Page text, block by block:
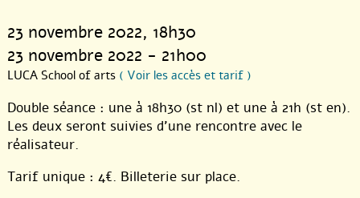
mois, dans différents lieux de Forest.
En partenariat avec le Mois du doc.
23 novembre 2022, 18h30
23 novembre 2022 - 21h00
LUCA School of arts ( Voir les accès et tarif )
Double séance : une à 18h30 (st nl) et une à 21h (st en).
Les deux seront suivies d’une rencontre avec le
réalisateur.
Tarif unique : 4€. Billeterie sur place.